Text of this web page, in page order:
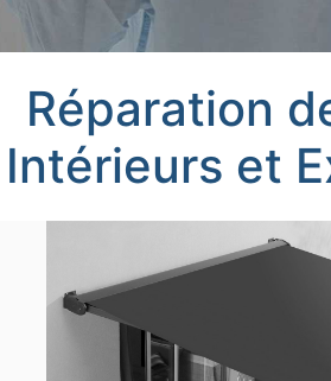
Réparation
Intérieurs et